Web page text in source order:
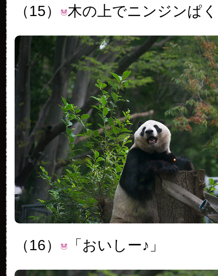
（15） 木の上でニンジンぱ
（16） 「おいしー♪」